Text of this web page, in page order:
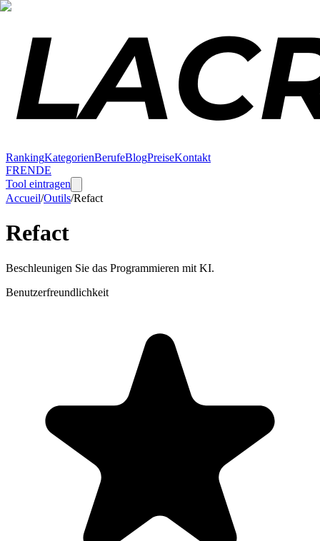
RankingKategorienBerufeBlogPreiseKontakt
FRENDE
Tool eintragen
Accueil/Outils/Refact
Refact
Beschleunigen Sie das Programmieren mit KI.
Benutzerfreundlichkeit